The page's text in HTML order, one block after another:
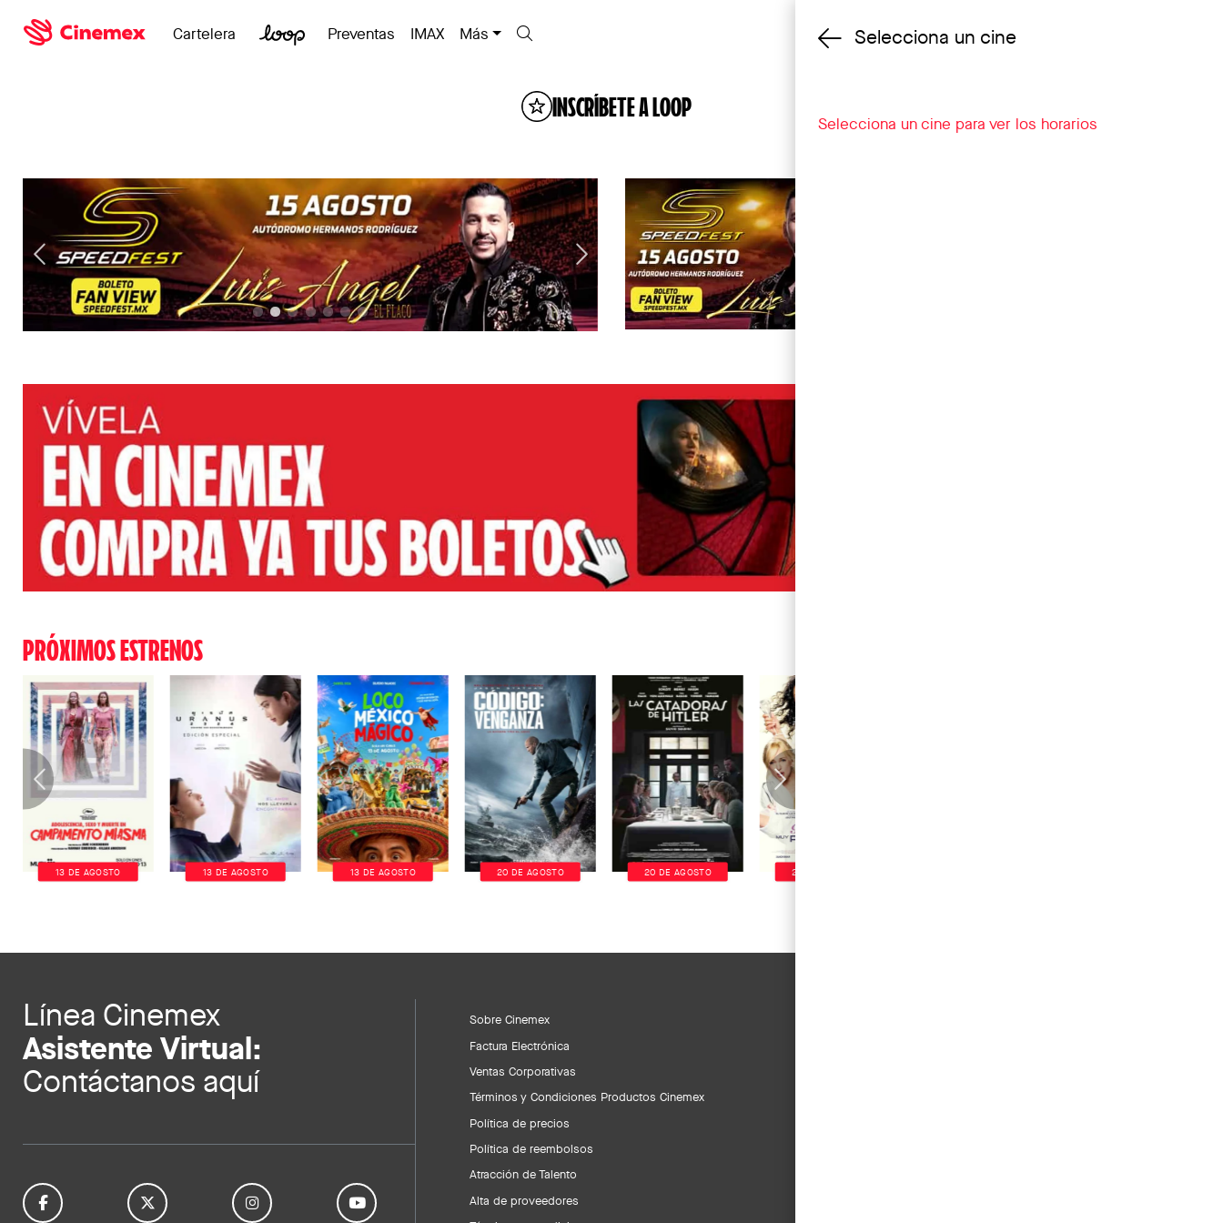
Cambiar cine
Cartelera Preventas IMAX Más
INSCRÍBETE A LOOP
PRÓXIMOS ESTRENOS
13 DE AGOSTO 13 DE AGOSTO 13 DE AGOSTO 20 DE AGOSTO 20 DE AGOSTO 20 DE AGOSTO
Línea Cinemex
Asistente Virtual:
Contáctanos aquí
Sobre Cinemex
Factura Electrónica
Ventas Corporativas
Términos y Condiciones Productos Cinemex
Política de precios
Política de reembolsos
Atracción de Talento
Alta de proveedores
Selecciona un cine
Selecciona un cine para ver los horarios